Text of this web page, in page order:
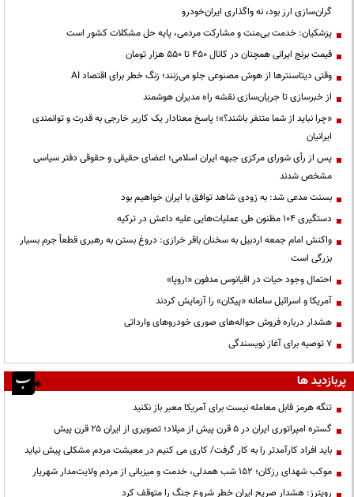
گران‌سازی ارز بود، نه واگذاری ایران‌خودرو
پزشکیان: خدمت بی‌منت و مشارکت مردمی، پایه حل مشکلات کشور است
قیمت‌ برنج ایرانی همچنان در کانال ۴۵۰ تا ۵۵۰ هزار تومان
وقتی دیتاسنترها از هوش مصنوعی جلو می‌زنند؛ زنگ خطر برای اقتصاد AI
از خبرسازی تا جریان‌سازی نقشه راه مدیران هوشمند
«چرا نباید از شما متنفر باشند؟»؛ پاسخ معنادار یک کاربر خارجی به قدرت و توانمندی
ایرانیان
پس از رأی شورای مرکزی جبهه ایران اسلامی؛ اعضای حقیقی و حقوقی دفتر سیاسی
مشخص شدند
بسنت مدعی شد: به زودی شاهد توافق با ایران خواهیم بود
دستگیری ۱۰۴ مظنون طی عملیات‌هایی علیه داعش در ترکیه
واکنش امام جمعه اردبیل به سخنان باقر خرازی: دروغ بستن به رهبری قطعاً جرم بسیار
بزرگی است
احتمال وجود حیات در اقیانوس مدفون «اروپا»
آمریکا و اسرائیل سامانه «پیکان» را آزمایش کردند
هشدار درباره فروش حواله‌های صوری خودروهای وارداتی
۷ توصیه برای آغاز نویسندگی
پربازدید ها
تنگه هرمز قابل معامله نیست برای آمریکا معبر باز نکنید
گستره امپراتوری ایران در ۵ قرن پیش از میلاد؛ تصویری از ایران ۲۵ قرن پیش
باید افراد کارآمدتر را به کار گرفت/ کاری می کنیم در معیشت مردم مشکلی پیش نیاید
موکب شهدای رزکان؛ ۱۵۲ شب همدلی، خدمت و میزبانی از مردم ولایت‌مدار شهریار
رویترز: هشدار صریح ایران خطر شروع جنگ را متوقف کرد